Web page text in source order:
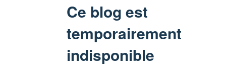
Ce blog est
temporairement
indisponible